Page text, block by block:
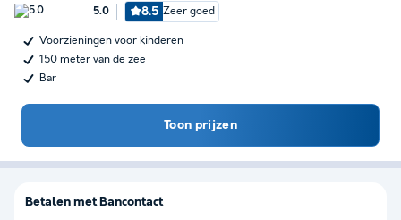
5.0 8.5 Zeer goed
Voorzieningen voor kinderen
150 meter van de zee
Bar
Toon prijzen
Betalen met Bancontact